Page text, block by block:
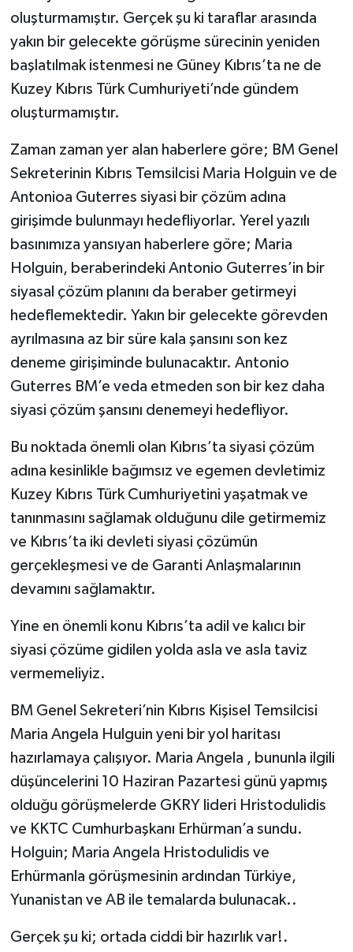
oluşturmamıştır. Gerçek şu ki taraflar arasında
yakın bir gelecekte görüşme sürecinin yeniden
başlatılmak istenmesi ne Güney Kıbrıs’ta ne de
Kuzey Kıbrıs Türk Cumhuriyeti’nde gündem
oluşturmamıştır.
Zaman zaman yer alan haberlere göre; BM Genel
Sekreterinin Kıbrıs Temsilcisi Maria Holguin ve de
Antonioa Guterres siyasi bir çözüm adına
girişimde bulunmayı hedefliyorlar. Yerel yazılı
basınımıza yansıyan haberlere göre; Maria
Holguin, beraberindeki Antonio Guterres’in bir
siyasal çözüm planını da beraber getirmeyi
hedeflemektedir. Yakın bir gelecekte görevden
ayrılmasına az bir süre kala şansını son kez
deneme girişiminde bulunacaktır. Antonio
Guterres BM’e veda etmeden son bir kez daha
siyasi çözüm şansını denemeyi hedefliyor.
Bu noktada önemli olan Kıbrıs’ta siyasi çözüm
adına kesinlikle bağımsız ve egemen devletimiz
Kuzey Kıbrıs Türk Cumhuriyetini yaşatmak ve
tanınmasını sağlamak olduğunu dile getirmemiz
ve Kıbrıs’ta iki devleti siyasi çözümün
gerçekleşmesi ve de Garanti Anlaşmalarının
devamını sağlamaktır.
Yine en önemli konu Kıbrıs’ta adil ve kalıcı bir
siyasi çözüme gidilen yolda asla ve asla taviz
vermemeliyiz.
BM Genel Sekreteri’nin Kıbrıs Kişisel Temsilcisi
Maria Angela Hulguin yeni bir yol haritası
hazırlamaya çalışıyor. Maria Angela , bununla ilgili
düşüncelerini 10 Haziran Pazartesi günü yapmış
olduğu görüşmelerde GKRY lideri Hristodulidis
ve KKTC Cumhurbaşkanı Erhürman’a sundu.
Holguin; Maria Angela Hristodulidis ve
Erhürmanla görüşmesinin ardından Türkiye,
Yunanistan ve AB ile temalarda bulunacak..
Gerçek şu ki; ortada ciddi bir hazırlık var!.